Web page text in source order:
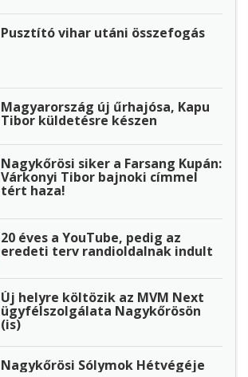
Pusztító vihar utáni összefogás
Magyarország új űrhajósa, Kapu
Tibor küldetésre készen
Nagykőrösi siker a Farsang Kupán:
Várkonyi Tibor bajnoki címmel
tért haza!
20 éves a YouTube, pedig az
eredeti terv randioldalnak indult
Új helyre költözik az MVM Next
ügyfélszolgálata Nagykőrösön
(is)
Nagykőrösi Sólymok Hétvégéje